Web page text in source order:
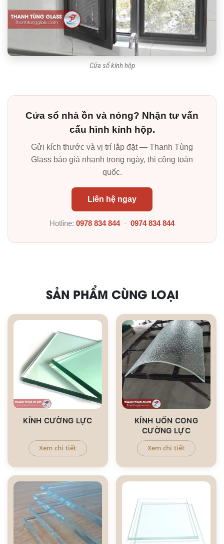
Cửa sổ kính hộp
Cửa sổ nhà ồn và nóng? Nhận tư vấn
cấu hình kính hộp.
Gửi kích thước và vị trí lắp đặt — Thanh Tùng
Glass báo giá nhanh trong ngày, thi công toàn
quốc.
Liên hệ ngay
Hotline: 0978 834 844· 0974 834 844
SẢN PHẨM CÙNG LOẠI
KÍNH CƯỜNG LỰC
Xem chi tiết
KÍNH UỐN CONG
CƯỜNG LỰC
Xem chi tiết